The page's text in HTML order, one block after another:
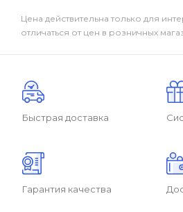
Цена действительна только для
отличаться от цен в розничных
Быстрая доставка
Гарантия качества